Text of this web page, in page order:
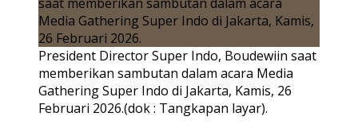
President Director Super Indo, Boudewiin saat
memberikan sambutan dalam acara Media
Gathering Super Indo di Jakarta, Kamis, 26
Februari 2026.(dok : Tangkapan layar).